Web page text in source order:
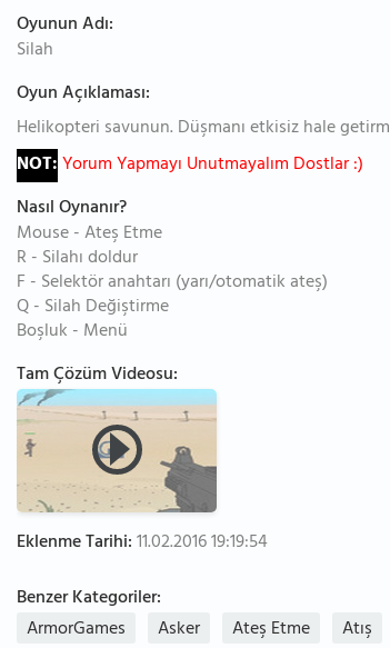
Oyunun Adı:
Silah
Oyun Açıklaması:
Helikopteri savunun. Düşmanı etkisiz hale
NOT:Yorum Yapmayı Unutmayalım Dostlar :)
Nasıl Oynanır?
Mouse - Ateş Etme
R - Silahı doldur
F - Selektör anahtarı (yarı/otomatik ateş)
Q - Silah Değiştirme
Boşluk - Menü
Tam Çözüm Videosu:
Eklenme Tarihi:11.02.2016 19:19:54
Benzer Kategoriler:
ArmorGames
Asker Ateş Etme Atış